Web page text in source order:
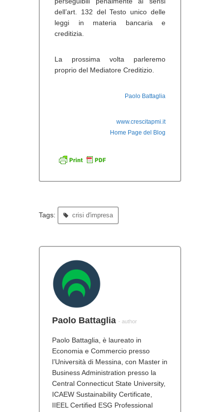
dell’art. 132 del Testo unico delle
leggi in materia bancaria e
creditizia.
La prossima volta parleremo
proprio del Mediatore Creditizio.
Paolo Battaglia
www.crescitapmi.it
Home Page del Blog
Tags: crisi d'impresa
Paolo Battaglia - author
Paolo Battaglia, è laureato in
Economia e Commercio presso
l’Università di Messina, con Master in
Business Administration presso la
Central Connecticut State University,
ICAEW Sustainability Certificate,
IIEEL Certified ESG Professional